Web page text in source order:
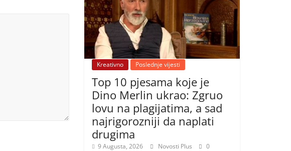
Kreativno Poslednje vijesti
Top 10 pjesama koje je
Dino Merlin ukrao: Zgruo
lovu na plagijatima, a sad
najrigorozniji da naplati
drugima
9 Augusta, 2026 Novosti Plus
0